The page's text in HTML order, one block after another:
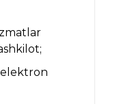
elektron